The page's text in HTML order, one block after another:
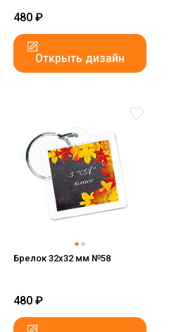
480 ₽
Открыть дизайн
Брелок 32x32 мм №58
480 ₽